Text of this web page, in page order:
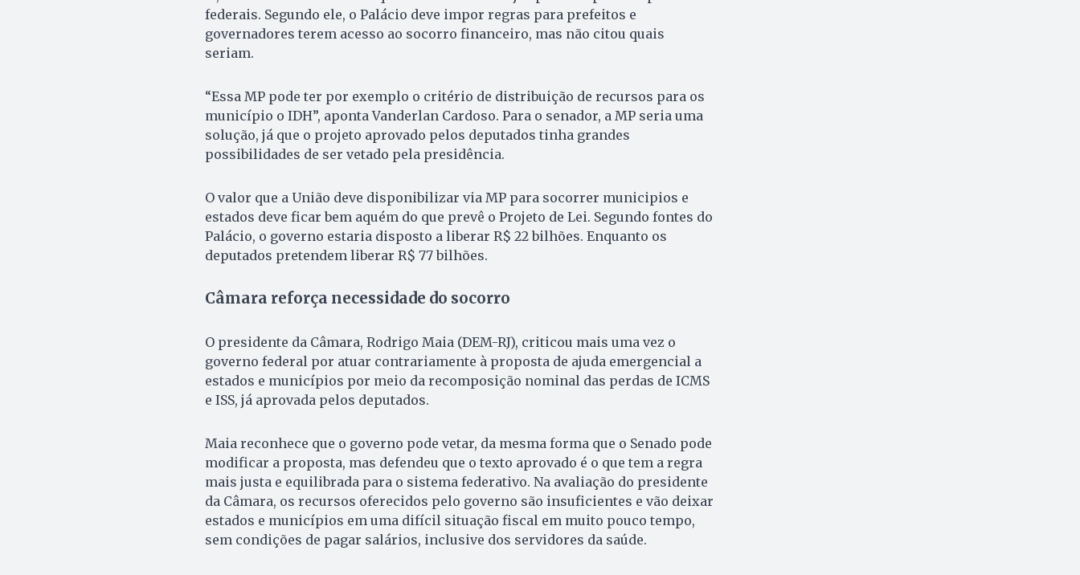
federais. Segundo ele, o Palácio deve impor regras para prefeitos e
governadores terem acesso ao socorro financeiro, mas não citou quais
seriam.
“Essa MP pode ter por exemplo o critério de distribuição de recursos para os
município o IDH”, aponta Vanderlan Cardoso. Para o senador, a MP seria uma
solução, já que o projeto aprovado pelos deputados tinha grandes
possibilidades de ser vetado pela presidência.
O valor que a União deve disponibilizar via MP para socorrer municipios e
estados deve ficar bem aquém do que prevê o Projeto de Lei. Segundo fontes do
Palácio, o governo estaria disposto a liberar R$ 22 bilhões. Enquanto os
deputados pretendem liberar R$ 77 bilhões.
Câmara reforça necessidade do socorro
O presidente da Câmara, Rodrigo Maia (DEM-RJ), criticou mais uma vez o
governo federal por atuar contrariamente à proposta de ajuda emergencial a
estados e municípios por meio da recomposição nominal das perdas de ICMS
e ISS, já aprovada pelos deputados.
Maia reconhece que o governo pode vetar, da mesma forma que o Senado pode
modificar a proposta, mas defendeu que o texto aprovado é o que tem a regra
mais justa e equilibrada para o sistema federativo. Na avaliação do presidente
da Câmara, os recursos oferecidos pelo governo são insuficientes e vão deixar
estados e municípios em uma difícil situação fiscal em muito pouco tempo,
sem condições de pagar salários, inclusive dos servidores da saúde.